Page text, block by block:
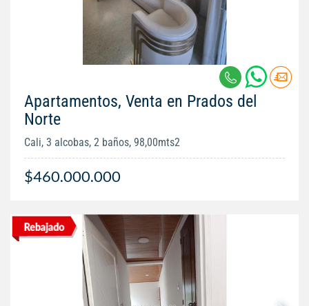
Apartamentos, Venta en Prados del
Norte
Cali, 3 alcobas, 2 baños, 98,00mts2
$460.000.000